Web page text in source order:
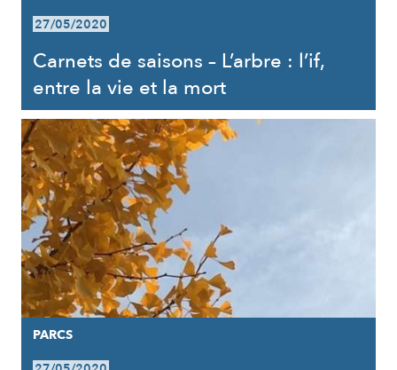
27/05/2020
Carnets de saisons – L’arbre : l’if,
entre la vie et la mort
PARCS